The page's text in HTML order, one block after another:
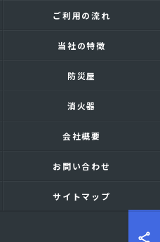
ご利用の流れ
当社の特徴
防災屋
消火器
会社概要
お問い合わせ
サイトマップ